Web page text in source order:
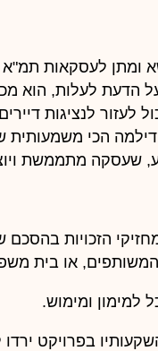
הדעת לעלות, הוא
לעזור לנציגות
הכי משמעותית
או בית
ומימוש.
בפרויקט ירדו